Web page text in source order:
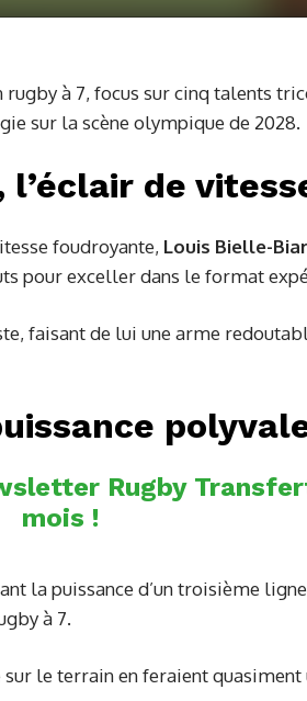
rugby à 7, focus sur cinq talents
sur la scène olympique de 2028.
de
foudroyante, Louis Bielle-
pour exceller dans le format
faisant de lui une arme
Rugby
mois !
la puissance d’un troisième
à 7.
le terrain en feraient quasiment